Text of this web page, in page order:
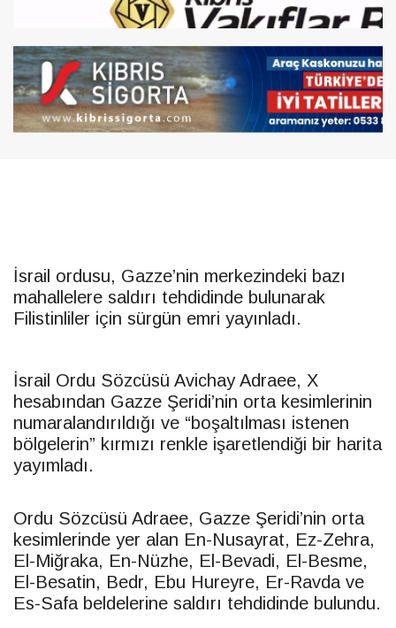
İsrail ordusu, Gazze’nin merkezindeki bazı
mahallelere saldırı tehdidinde bulunarak
Filistinliler için sürgün emri yayınladı.
İsrail Ordu Sözcüsü Avichay Adraee, X
hesabından Gazze Şeridi’nin orta kesimlerinin
numaralandırıldığı ve “boşaltılması istenen
bölgelerin” kırmızı renkle işaretlendiği bir harita
yayımladı.
Ordu Sözcüsü Adraee, Gazze Şeridi’nin orta
kesimlerinde yer alan En-Nusayrat, Ez-Zehra,
El-Miğraka, En-Nüzhe, El-Bevadi, El-Besme,
El-Besatin, Bedr, Ebu Hureyre, Er-Ravda ve
Es-Safa beldelerine saldırı tehdidinde bulundu.